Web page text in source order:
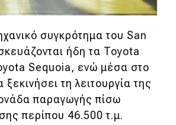
συγκρότημα του San
ήδη τα Toyota
Sequoia, ενώ μέσα στο
τη λειτουργία της
παραγωγής πίσω
περίπου 46.500 τ.μ.